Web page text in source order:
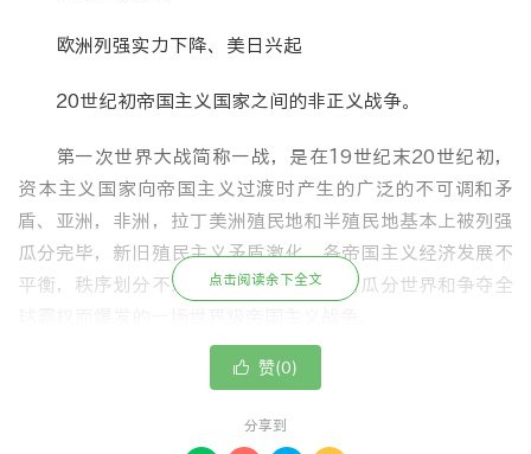
欧洲列强实力下降、美日兴起
20世纪初帝国主义国家之间的非正义战争。
第一次世界大战简称一战，是在19世纪末20世纪初，
资本主义国家向帝国主义过渡时产生的广泛的不可调和矛
盾、亚洲，非洲，拉丁美洲殖民地和半殖民地基本上被列强
瓜分完毕，新旧殖民主义矛盾激化、各帝国主义经济发展不
平衡，秩序划分不对等的背景下，为重新瓜分世界和争夺全
战争过程主要是同盟国和协约国之间的战斗。
点击阅读余下全文
 赞(0)
分享到